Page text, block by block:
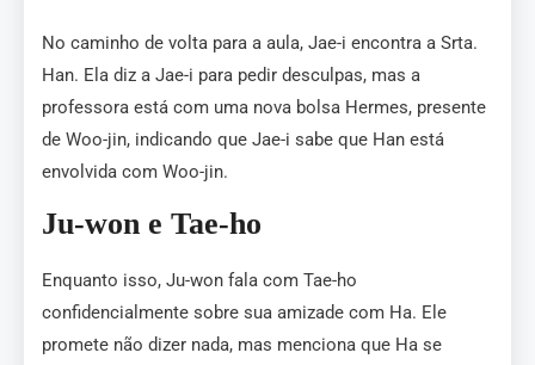
No caminho de volta para a aula, Jae-i encontra a Srta.
Han. Ela diz a Jae-i para pedir desculpas, mas a
professora está com uma nova bolsa Hermes, presente
de Woo-jin, indicando que Jae-i sabe que Han está
envolvida com Woo-jin.
Ju-won e Tae-ho
Enquanto isso, Ju-won fala com Tae-ho
confidencialmente sobre sua amizade com Ha. Ele
promete não dizer nada, mas menciona que Ha se